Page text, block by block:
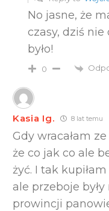
No jasne, że
czasy, dziś
było!
0
Kasia Ig. 8 lat temu
Gdy wracałam
że co jak co ale
żyć. I tak
ale przeboje były
prowincji